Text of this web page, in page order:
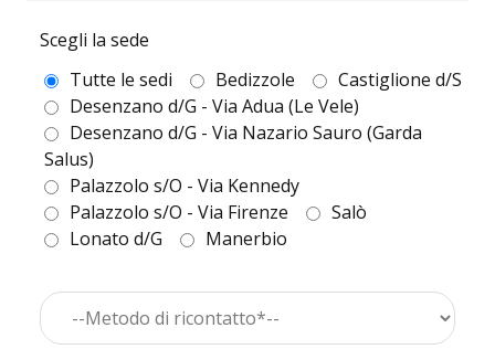
Scegli la sede
Tutte le sedi
Bedizzole
Castiglione d/S
Desenzano d/G - Via Adua (Le Vele)
Desenzano d/G - Via Nazario Sauro (Garda
Salus)
Palazzolo s/O - Via Kennedy
Palazzolo s/O - Via Firenze
Salò
Lonato d/G
Manerbio